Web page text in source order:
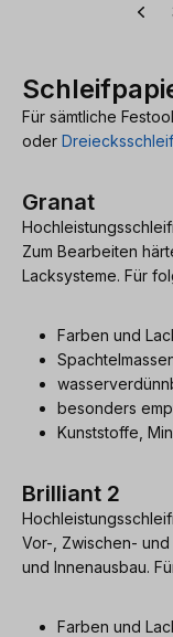
Für sämtliche
oder
Granat
Zum Bearbeiten
Lacksysteme. Für
Farben und
besonders
Kunststoffe,
Brilliant 2
Vor-, Zwischen-
und Innenausbau.
Farben und